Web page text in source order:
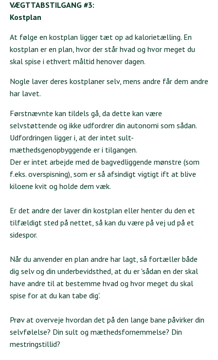
VÆGTTABSTILGANG #3:
Kostplan
At følge en kostplan ligger tæt op ad kalorietælling. En
kostplan er en plan, hvor der står hvad og hvor meget du
skal spise i ethvert måltid henover dagen.
Nogle laver deres kostplaner selv, mens andre får dem andre
har lavet.
Førstnævnte kan tildels gå, da dette kan være
selvstøttende og ikke udfordrer din autonomi som sådan.
Udfordringen ligger i, at der intet sult-
mæthedsgenopbyggende er i tilgangen.
Der er intet arbejde med de bagvedliggende mønstre (som
f.eks. overspisning), som er så afsindigt vigtigt ift at blive
kiloene kvit og holde dem væk.
Er det andre der laver din kostplan eller henter du den et
tilfældigt sted på nettet, så kan du være på vej ud på et
sidespor.
Når du anvender en plan andre har lagt, så fortæller både
dig selv og din underbevidsthed, at du er 'sådan en der skal
have andre til at bestemme hvad og hvor meget du skal
spise for at du kan tabe dig'.
Prøv at overveje hvordan det på den lange bane påvirker din
selvfølelse? Din sult og mæthedsfornemmelse? Din
mestringstillid?